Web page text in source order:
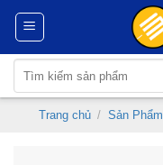
Skip
content
kiếm:
Trang chủ / Sản Phẩm